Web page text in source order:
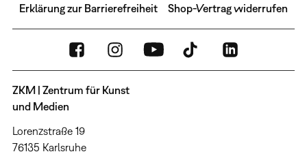
Erklärung zur Barrierefreiheit Shop-Vertrag widerrufen
ZKM | Zentrum für Kunst
und Medien
Lorenzstraße 19
76135 Karlsruhe